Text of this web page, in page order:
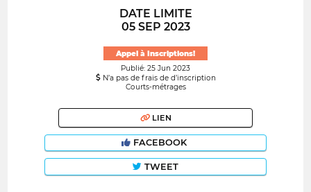
DATE LIMITE
05 SEP 2023
Appel à Inscriptions!
Publié: 25 Jun 2023
N’a pas de frais de d’inscription
Courts-métrages
LIEN
FACEBOOK
TWEET